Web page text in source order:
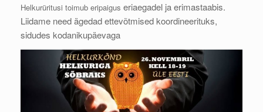
Helkurüritusi toimub eripaigus eriaegadel ja erimastaabis.
Liidame need ägedad ettevõtmised koordineerituks,
sidudes kodanikupäevaga